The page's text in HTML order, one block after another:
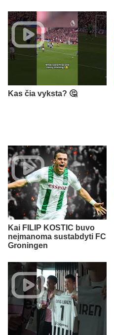
Kas čia vyksta? 🤔
Kai FILIP KOSTIC buvo
neįmanoma sustabdyti FC
Groningen